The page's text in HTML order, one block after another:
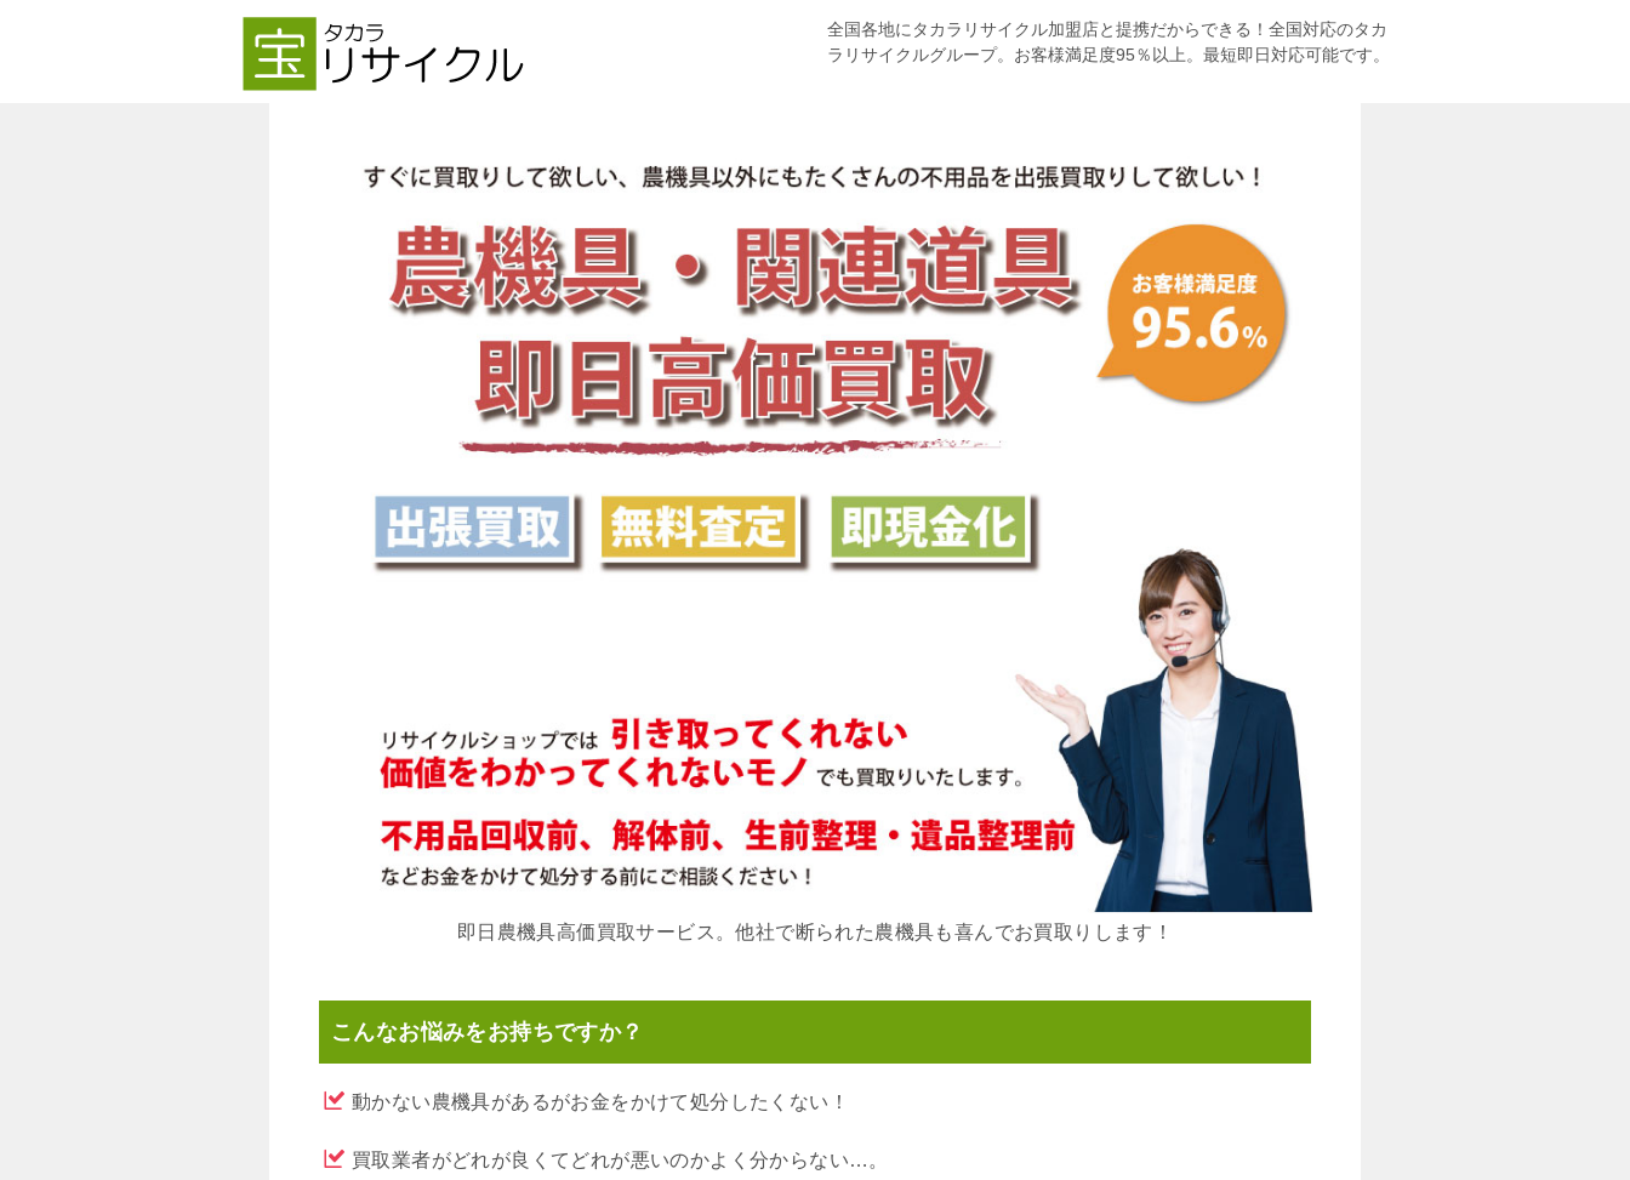
全国各地にタカラリサイクル加盟店と提携だからできる！全国対応のタカ
ラリサイクルグループ。お客様満足度95％以上。最短即日対応可能です。
即日農機具高価買取サービス。他社で断られた農機具も喜んでお買取りします！
こんなお悩みをお持ちですか？
動かない農機具があるがお金をかけて処分したくない！
買取業者がどれが良くてどれが悪いのかよく分からない…。